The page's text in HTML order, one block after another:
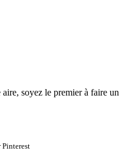
soyez le premier à faire un
Pinterest